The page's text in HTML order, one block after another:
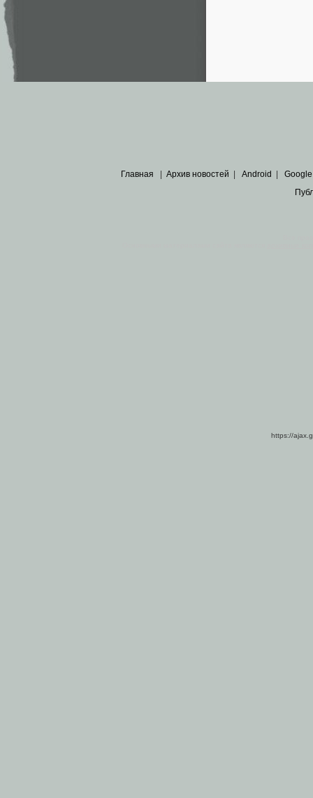
Главная Архив новостей Android Google
https://